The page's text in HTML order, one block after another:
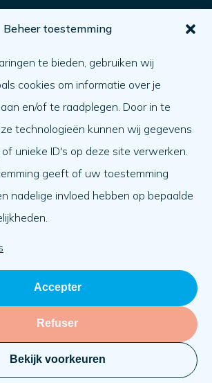
Beheer toestemming
te bieden, gebruiken wij
cookies om informatie over je
en/of te raadplegen. Door in te
technologieën kunnen wij gegevens
unieke ID's op deze site verwerken.
geeft of uw toestemming
nadelige invloed hebben op bepaalde
Accepter
Refuser
Bekijk voorkeuren